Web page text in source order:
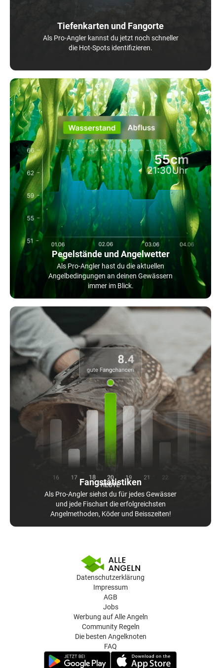
Tiefenkarten und Fangorte
Als Pro-Angler kannst du jetzt noch schneller
die Hot-Spots identifizieren.
Pegelstände und Angelwetter
Als Pro-Angler hast du die aktuellen
Angelbedingungen an deinen Gewässern
immer im Blick.
Fangstatistiken
Als Pro-Angler siehst du für jedes Gewässer
und jede Fischart die erfolgreichsten
Angelmethoden, Köder und Beisszeiten!
Datenschutzerklärung
Impressum
AGB
Jobs
Werbung auf Alle Angeln
Community Regeln
Die besten Angelknoten
FAQ